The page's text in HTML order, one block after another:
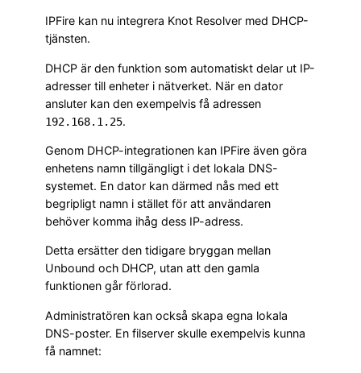
IPFire kan nu integrera Knot Resolver med DHCP-
tjänsten.
DHCP är den funktion som automatiskt delar ut IP-
adresser till enheter i nätverket. När en dator
ansluter kan den exempelvis få adressen
192.168.1.25.
Genom DHCP-integrationen kan IPFire även göra
enhetens namn tillgängligt i det lokala DNS-
systemet. En dator kan därmed nås med ett
begripligt namn i stället för att användaren
behöver komma ihåg dess IP-adress.
Detta ersätter den tidigare bryggan mellan
Unbound och DHCP, utan att den gamla
funktionen går förlorad.
Administratören kan också skapa egna lokala
DNS-poster. En filserver skulle exempelvis kunna
få namnet: